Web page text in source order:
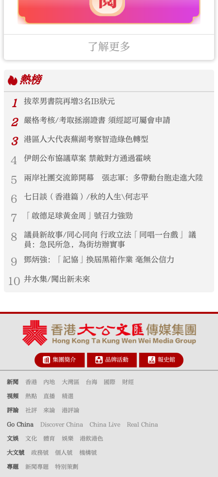
了解更多
熱榜
1
拔萃男書院再增3名IB狀元
2 嚴格考核/考取拯溺證書 須經認可屬會申請
3 港區人大代表蕪湖考察智造綠色轉型
4 伊朗公布協議草案 禁敵對方通過霍峽
5 兩岸社團交流節開幕 張志軍：多帶動台胞走進大陸
6 七日談（香港篇）/秋的人生\何志平
7 「啟德足球黃金周」號召力強勁
8
議員新故事/同心同向 行政立法「同唱一台戲」 議
員：急民所急，為街坊辦實事
9 鄧炳強：「記協」換屆黑箱作業 毫無公信力
10 井水集/闖出新未來
集團簡介 品牌活動 報史館
新聞 香港 內地 大灣區 台海 國際 財經
視頻 熱點 直播 精選
評論 社評 來論 港評論
Go China Discover China China Live Real China
文娛 文化 體育 娛樂 港飲港色
大文號 政務號 個人號 機構號
專題 新聞專題 特別策劃